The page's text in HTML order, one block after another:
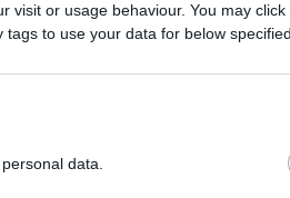
visit or usage behaviour. You may
to use your data for below
data.